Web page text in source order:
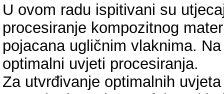
U ovom radu ispitivani su
procesiranje kompozitnog
pojacana ugličnim vlaknima.
optimalni uvjeti procesiranja.
Za utvrđivanje optimalnih